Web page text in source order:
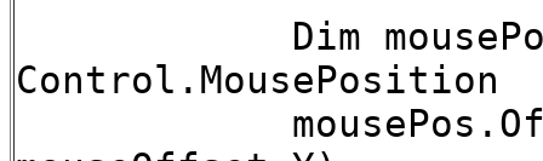
Dim mousePos
Control.MousePosition